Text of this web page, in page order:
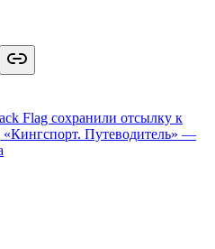
Flag сохранили отсылку к
Путеводитель» —